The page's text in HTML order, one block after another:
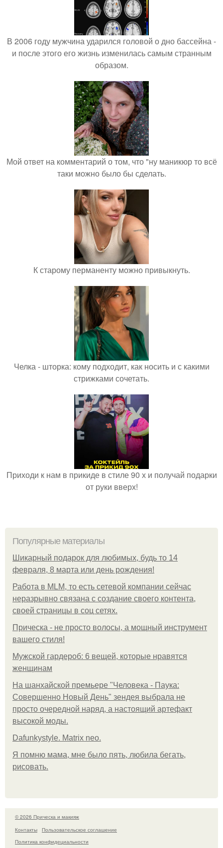
В 2006 году мужчина ударился головой о дно бассейна -
и после этого его жизнь изменилась самым странным
образом.
Мой ответ на комментарий о том, что "ну маникюр то всё
таки можно было бы сделать.
К старому перманенту можно привыкнуть.
Челка - шторка: кому подходит, как носить и с какими
стрижками сочетать.
Приходи к нам в прикиде в стиле 90 х и получай подарки
от руки вверх!
Популярные материалы
Шикарный подарок для любимых, будь то 14
февраля, 8 марта или день рождения!
Работа в MLM, то есть сетевой компании сейчас
неразрывно связана с создание своего контента,
своей страницы в соц сетях.
Прическа - не просто волосы, а мощный инструмент
вашего стиля!
Мужской гардероб: 6 вещей, которые нравятся
женщинам
На шанхайской премьере "Человека - Паука:
Совершенно Новый День" зендея выбрала не
просто очередной наряд, а настоящий артефакт
высокой моды.
Dafunkystyle. Matrix neo.
Я помню мама, мне было пять, любила бегать,
рисовать.
© 2026 Прическа и макияж
Контакты
Пользовательское соглашение
Политика конфидециальности